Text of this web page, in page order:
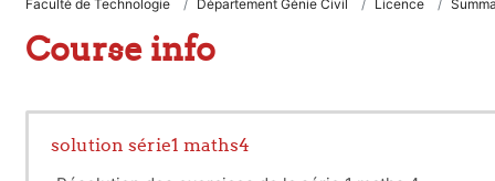
Faculté de Technologie Département Génie Civil Licence
Course info
solution série1 maths4